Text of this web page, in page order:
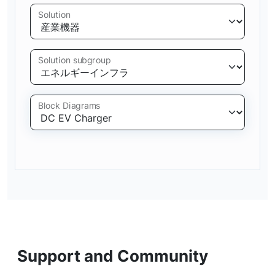
Solution
Solution subgroup
Block Diagrams
Support and Community